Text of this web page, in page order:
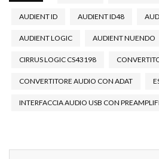
AUDIENT ID AUDIENT ID48
AUDIENT LOGIC AUDIENT NUENDO
CIRRUS LOGIC CS43198
CONVERTITORE AUDIO CON ADAT
INTERFACCIA AUDIO USB CON